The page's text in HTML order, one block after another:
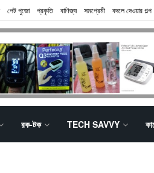
পেট পুজো প্রকৃতি বাণিজ্য সমপ্রেমী বদলে দেওয়ার গল্প
রক-টক TECH SAVVY